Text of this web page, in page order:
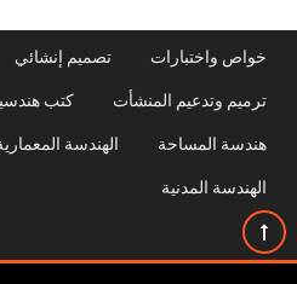
خواص واختبارات تصميم إنشائي
ترميم وتدعيم المنشأت كتب
هندسة المساحة الهندسة
الهندسة المدنية